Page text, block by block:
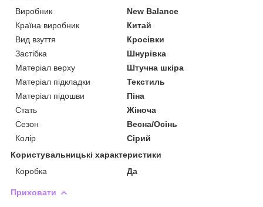
Виробник
New Balance
Країна виробник
Китай
Вид взуття
Кросівки
Застібка
Шнурівка
Матеріал верху
Штучна шкіра
Матеріал підкладки
Текстиль
Матеріал підошви
Піна
Стать
Жіноча
Сезон
Весна/Осінь
Колір
Сірий
Користувальницькі характеристики
Коробка
Да
Приховати